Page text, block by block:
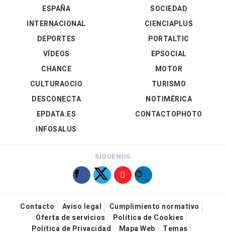
ESPAÑA
INTERNACIONAL
DEPORTES
VÍDEOS
SOCIEDAD
CIENCIAPLUS
PORTALTIC
EPSOCIAL
CHANCE
CULTURAOCIO
DESCONECTA
EPDATA.ES
INFOSALUS
MOTOR
TURISMO
NOTIMÉRICA
CONTACTOPHOTO
SÍGUENOS
Contacto Aviso legal
Cumplimiento normativo
Oferta de servicios
Política de Cookies
Política de Privacidad
Mapa Web Temas